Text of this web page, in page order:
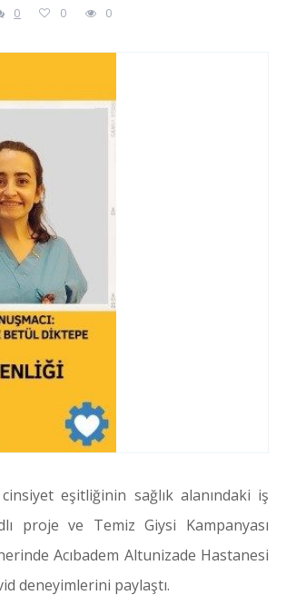
0 0 0
eşitliğinin sağlık alanındaki iş
proje ve Temiz Giysi Kampanyası
Acıbadem Altunizade Hastanesi
deneyimlerini paylaştı.